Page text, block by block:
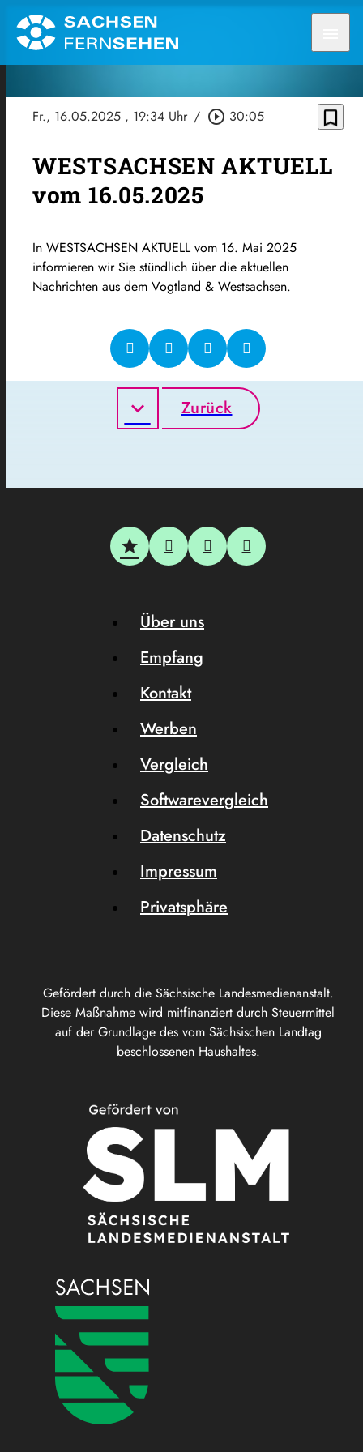
Fr., 16.05.2025 , 19:34 Uhr / play_circle_outline 30:05 bookmark_border
WESTSACHSEN AKTUELL
vom 16.05.2025
In WESTSACHSEN AKTUELL vom 16. Mai 2025
informieren wir Sie stündlich über die aktuellen
Nachrichten aus dem Vogtland & Westsachsen.
Zurück
Gefördert durch die Sächsische Landesmedienanstalt.
Diese Maßnahme wird mitfinanziert durch Steuermittel
auf der Grundlage des vom Sächsischen Landtag
beschlossenen Haushaltes.
Über uns
Empfang
Kontakt
Werben
Vergleich
Softwarevergleich
Datenschutz
Impressum
Privatsphäre